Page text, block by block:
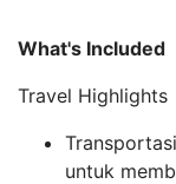
What's Included
Travel Highlights
untuk